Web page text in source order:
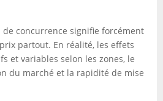
concurrence signifie forcément
partout. En réalité, les effets
et variables selon les zones, le
du marché et la rapidité de mise